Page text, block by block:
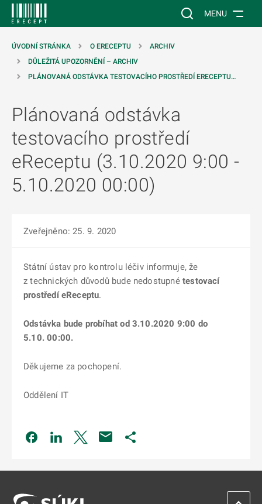
Vyhledávání na
MENU
ÚVODNÍ STRÁNKA O ERECEPTU
ARCHIV
DŮLEŽITÁ UPOZORNĚNÍ – ARCHIV
PLÁNOVANÁ ODSTÁVKA TESTOVACÍHO PROSTŘEDÍ ERECEPTU…
Plánovaná odstávka
testovacího prostředí
eReceptu (3.10.2020 9:00 -
5.10.2020 00:00)
Zveřejněno: 25. 9. 2020
Státní ústav pro kontrolu léčiv informuje, že
z technických důvodů bude nedostupné testovací
prostředí eReceptu.
Odstávka bude probíhat od 3.10.2020 9:00 do
5.10. 00:00.
Děkujeme za pochopení.
Oddělení IT
Odkaz se otevře na nové kartě
Odkaz se otevře na nové kartě
Odkaz se otevře na nové kartě